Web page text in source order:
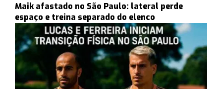
Maik afastado no São Paulo: lateral perde
espaço e treina separado do elenco